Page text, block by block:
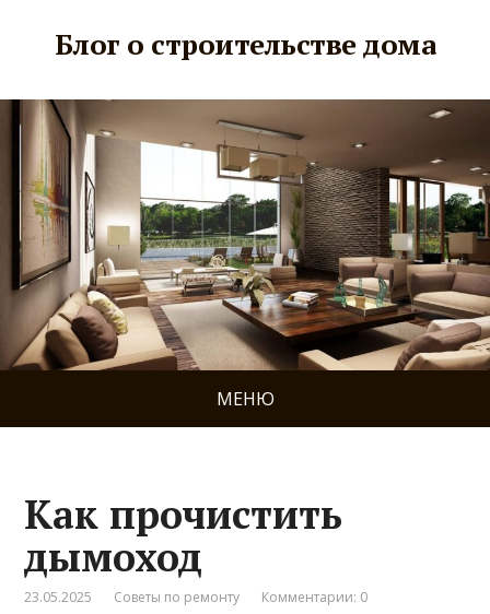
Блог о строительстве дома
МЕНЮ
Как прочистить
дымоход
23.05.2025 Советы по ремонту Комментарии: 0